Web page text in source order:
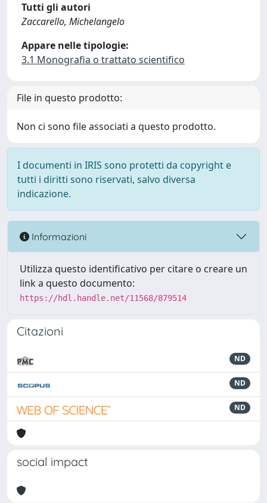
Tutti gli autori
Zaccarello, Michelangelo
Appare nelle tipologie:
3.1 Monografia o trattato scientifico
File in questo prodotto:
Non ci sono file associati a questo prodotto.
I documenti in IRIS sono protetti da copyright e
tutti i diritti sono riservati, salvo diversa
indicazione.
Informazioni
Utilizza questo identificativo per citare o creare un
link a questo documento:
https://hdl.handle.net/11568/879514
Citazioni
ND
ND
ND
social impact